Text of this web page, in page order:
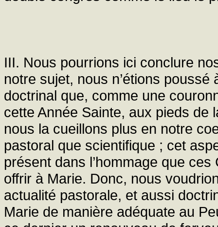
III. Nous pourrions ici conclure
notre sujet, nous n’étions
doctrinal que, comme une
cette Année Sainte, aux pieds de
nous la cueillons plus en notre
pastoral que scientifique ; cet
présent dans l’hommage que
offrir à Marie. Donc, nous
actualité pastorale, et aussi
Marie de manière adéquate au